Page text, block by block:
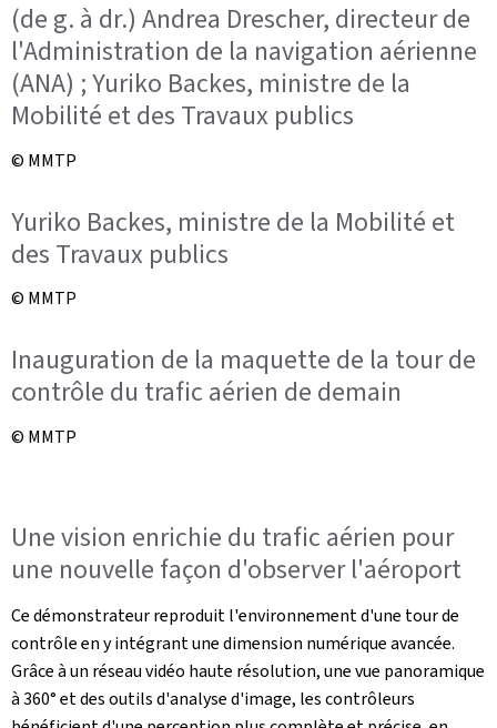
(de g. à dr.) Andrea Drescher, directeur de
l'Administration de la navigation aérienne
(ANA) ; Yuriko Backes, ministre de la
Mobilité et des Travaux publics
© MMTP
Yuriko Backes, ministre de la Mobilité et
des Travaux publics
© MMTP
Inauguration de la maquette de la tour de
contrôle du trafic aérien de demain
© MMTP
Une vision enrichie du trafic aérien pour
une nouvelle façon d'observer l'aéroport
Ce démonstrateur reproduit l'environnement d'une tour de
contrôle en y intégrant une dimension numérique avancée.
Grâce à un réseau vidéo haute résolution, une vue panoramique
à 360° et des outils d'analyse d'image, les contrôleurs